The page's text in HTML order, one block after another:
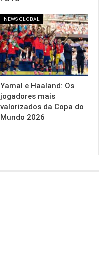
NEWS GLOBAL
Yamal e Haaland: Os
jogadores mais
valorizados da Copa do
Mundo 2026